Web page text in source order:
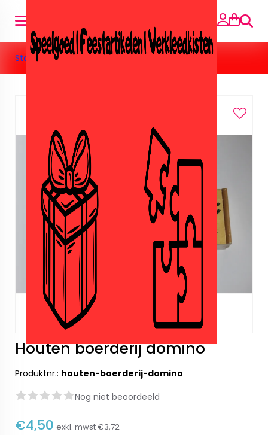
Suche
Startseite» Houten boerderij domino
Houten boerderij domino
Produktnr.: houten-boerderij-domino
Nog niet beoordeeld
€4,50 exkl. mwst€3,72